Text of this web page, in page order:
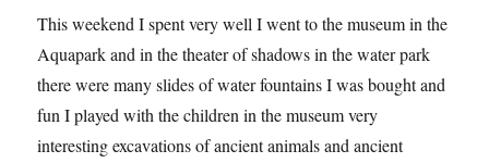
This weekend I spent very well I went to the museum in the
Aquapark and in the theater of shadows in the water park
there were many slides of water fountains I was bought and
fun I played with the children in the museum very
interesting excavations of ancient animals and ancient